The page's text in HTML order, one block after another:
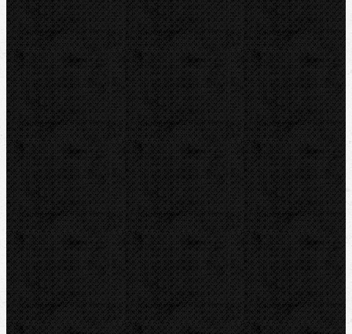
CBC
NIPO
REED
REMS
RIDGID
ROTHENBERGER